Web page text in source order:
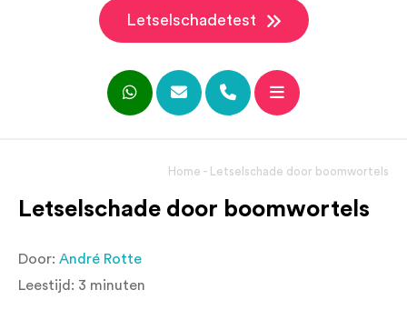
Letselschadetest
Home - Letselschade door boomwortels
Letselschade door boomwortels
Door: André Rotte
Leestijd: 3 minuten